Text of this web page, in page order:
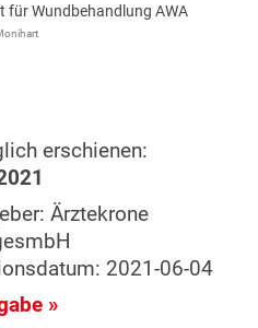
für Wundbehandlung AWA
erschienen:
Ärztekrone
2021-06-04
»